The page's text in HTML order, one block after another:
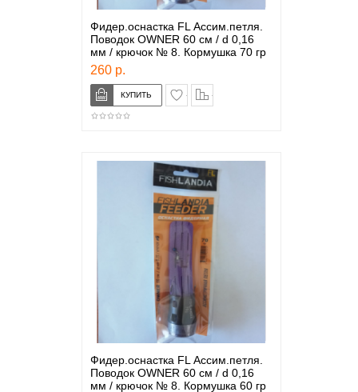
Фидер.оснастка FL Ассим.петля.
Поводок OWNER 60 см / d 0,16
мм / крючок № 8. Кормушка 70 гр
260 р.
в закладки
Фидер.оснастка FL Ассим.петля.
Поводок OWNER 60 см / d 0,16
мм / крючок № 8. Кормушка 60 гр